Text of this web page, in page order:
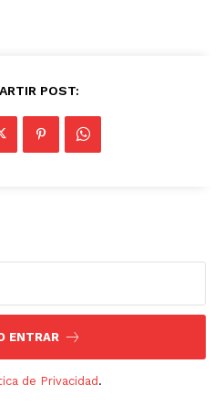
POST:
ENTRAR
de Privacidad.